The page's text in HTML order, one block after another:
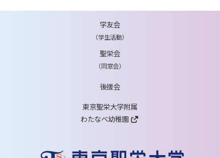
学友会
（学生活動）
聖栄会
（同窓会）
後援会
東京聖栄大学附属
わたなべ幼稚園